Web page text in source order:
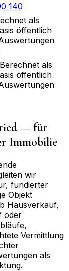
140
als
öffentlich
Berechnet als
öffentlich
— für
Immobilie
wir
fundierter
Objekt
Hausverkauf,
oder
Vermittlung
als